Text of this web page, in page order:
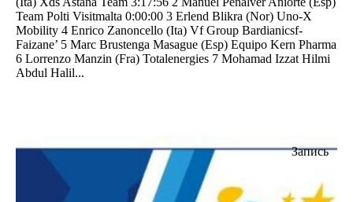
Team Polti Visitmalta 0:00:00 3 Erlend Blikra (Nor) Uno-X
Mobility 4 Enrico Zanoncello (Ita) Vf Group Bardianicsf-
Faizane’ 5 Marc Brustenga Masague (Esp) Equipo Kern Pharma
6 Lorrenzo Manzin (Fra) Totalenergies 7 Mohamad Izzat Hilmi
Abdul Halil...
Запись